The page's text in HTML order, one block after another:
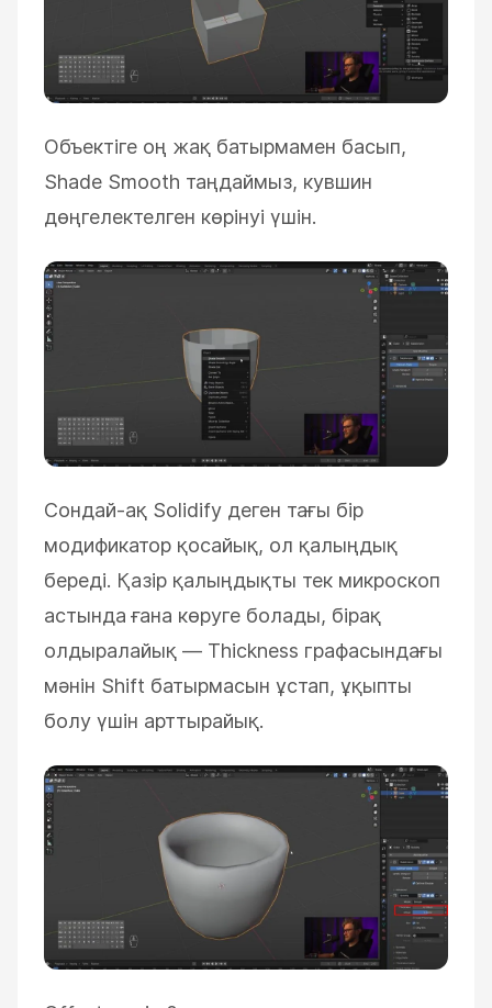
Объектіге оң жақ батырмамен басып,
Shade Smooth таңдаймыз, кувшин
дөңгелектелген көрінуі үшін.
Сондай-ақ Solidify деген тағы бір
модификатор қосайық, ол қалыңдық
береді. Қазір қалыңдықты тек микроскоп
астында ғана көруге болады, бірақ
олдыралайық — Thickness графасындағы
мәнін Shift батырмасын ұстап, ұқыпты
болу үшін арттырайық.